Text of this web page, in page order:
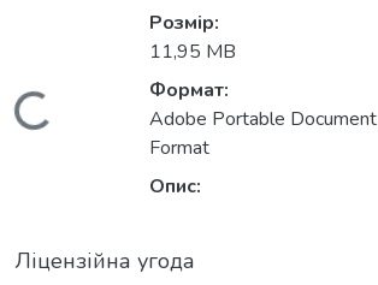
Вантажиться...
Розмір:
11,95 MB
Формат:
Adobe Portable Document
Format
Опис:
Ліцензійна угода